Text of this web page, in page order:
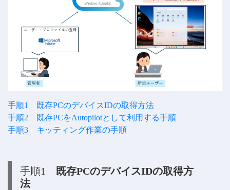
手順1 既存PCのデバイスIDの取得方法
手順2 既存PCをAutopilotとして利用する手順
手順3 キッティング作業の手順
手順1
既存PCのデバイスIDの取得方
法